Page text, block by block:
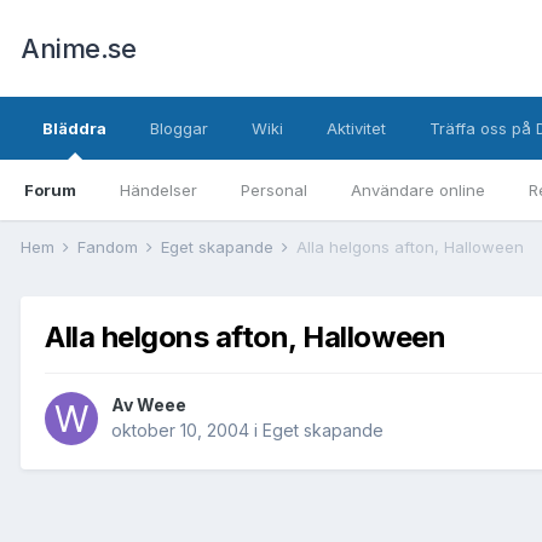
Anime.se
Bläddra
Forum Händelser Personal Användare online
Bloggar Wiki Aktivitet Träffa oss på
Hem Fandom Eget skapande Alla helgons afton, Halloween
Alla helgons afton, Halloween
AvWeee
oktober 10, 2004 i Eget skapande